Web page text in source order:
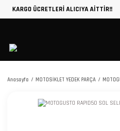
KARGO ÜCRETLERİ ALICIYA AİTTİR!!
Anasayfa MOTOSİKLET YEDEK PARÇA